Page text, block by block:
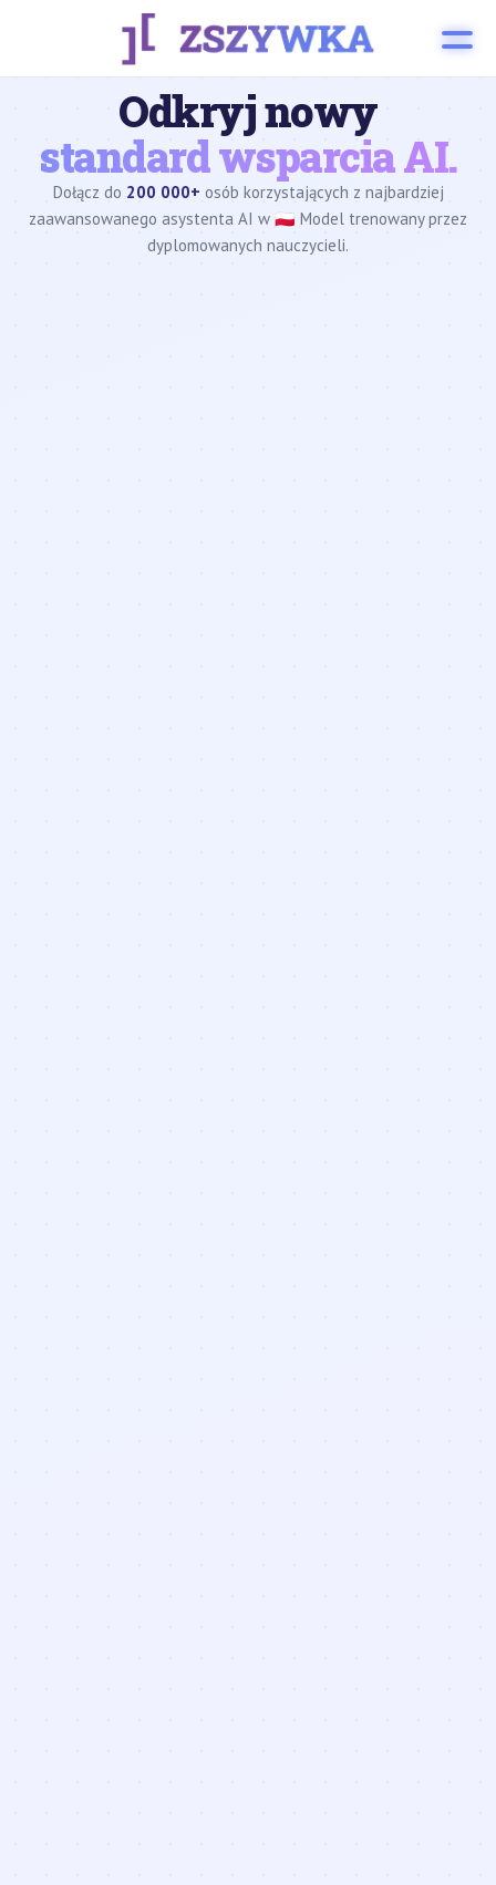
Odkryj nowy
standard wsparcia AI.
Dołącz do 200 000+ osób korzystających z najbardziej
zaawansowanego asystenta AI w 🇵🇱 Model trenowany przez
dyplomowanych nauczycieli.